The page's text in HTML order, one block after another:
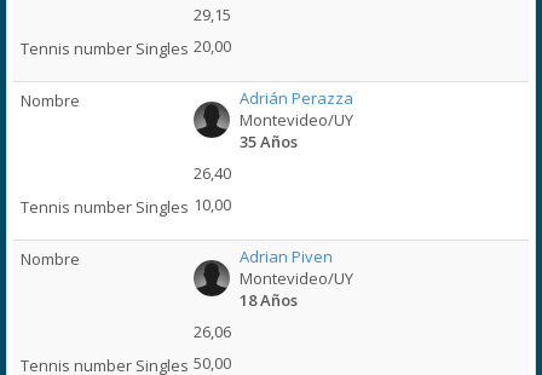
29,15
20,00
Adrián Perazza
Montevideo/UY
35 Años
26,40
10,00
Adrian Piven
Montevideo/UY
18 Años
26,06
50,00